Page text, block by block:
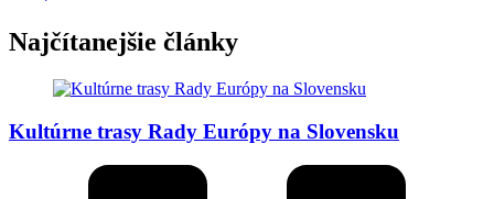
Najčítanejšie články
Kultúrne trasy Rady Európy na Slovensku